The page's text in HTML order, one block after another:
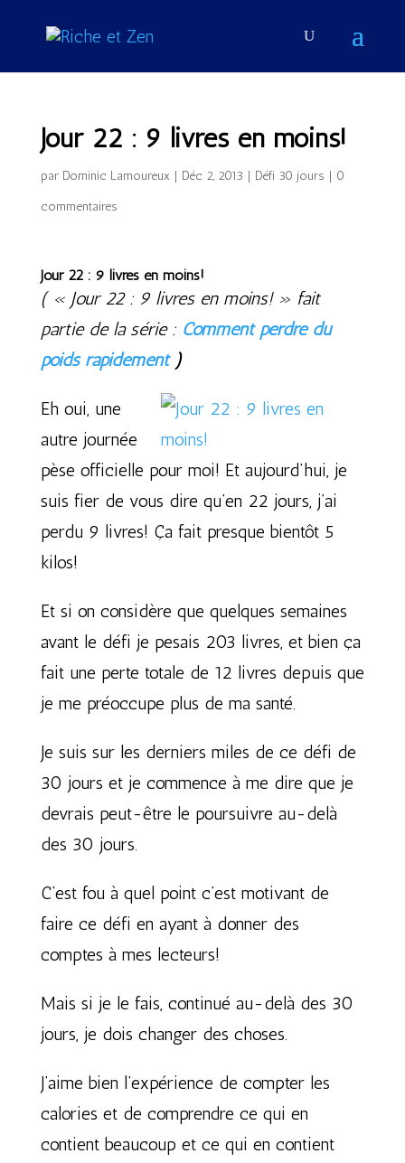
Jour 22 : 9 livres en moins!
par Dominic Lamoureux | Déc 2, 2013 | Défi 30 jours | 0
commentaires
Jour 22 : 9 livres en moins!
( « Jour 22 : 9 livres en moins! » fait
partie de la série : Comment perdre du
poids rapidement)
Eh oui, une
autre journée
pèse officielle pour moi! Et aujourd’hui, je
suis fier de vous dire qu’en 22 jours, j’ai
perdu 9 livres! Ça fait presque bientôt 5
kilos!
Et si on considère que quelques semaines
avant le défi je pesais 203 livres, et bien ça
fait une perte totale de 12 livres depuis que
je me préoccupe plus de ma santé.
Je suis sur les derniers miles de ce défi de
30 jours et je commence à me dire que je
devrais peut-être le poursuivre au-delà
des 30 jours.
C’est fou à quel point c’est motivant de
faire ce défi en ayant à donner des
comptes à mes lecteurs!
Mais si je le fais, continué au-delà des 30
jours, je dois changer des choses.
J’aime bien l’expérience de compter les
calories et de comprendre ce qui en
contient beaucoup et ce qui en contient